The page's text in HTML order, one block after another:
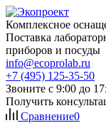
Комплексное
Поставка
приборов и посуды
info@ecoprolab.ru
+7 (495) 125-35-50
Звоните с 9:00 до
Получить
Сравнение0